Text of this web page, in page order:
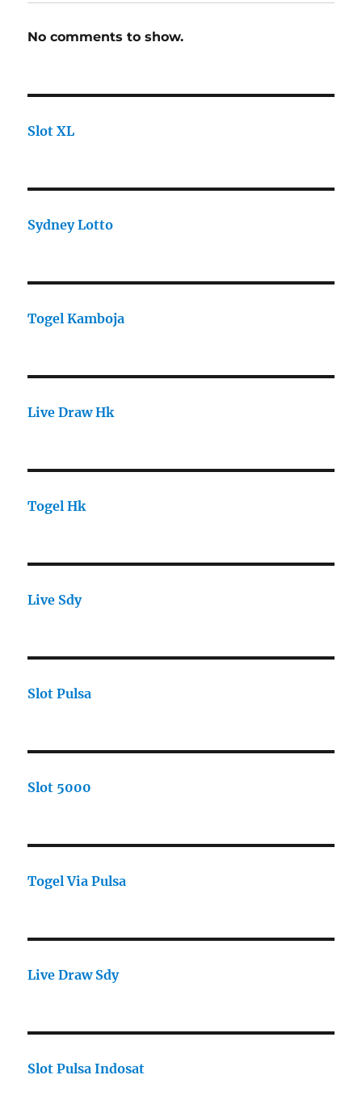
No comments to show.
Slot XL
Sydney Lotto
Togel Kamboja
Live Draw Hk
Togel Hk
Live Sdy
Slot Pulsa
Slot 5000
Togel Via Pulsa
Live Draw Sdy
Slot Pulsa Indosat